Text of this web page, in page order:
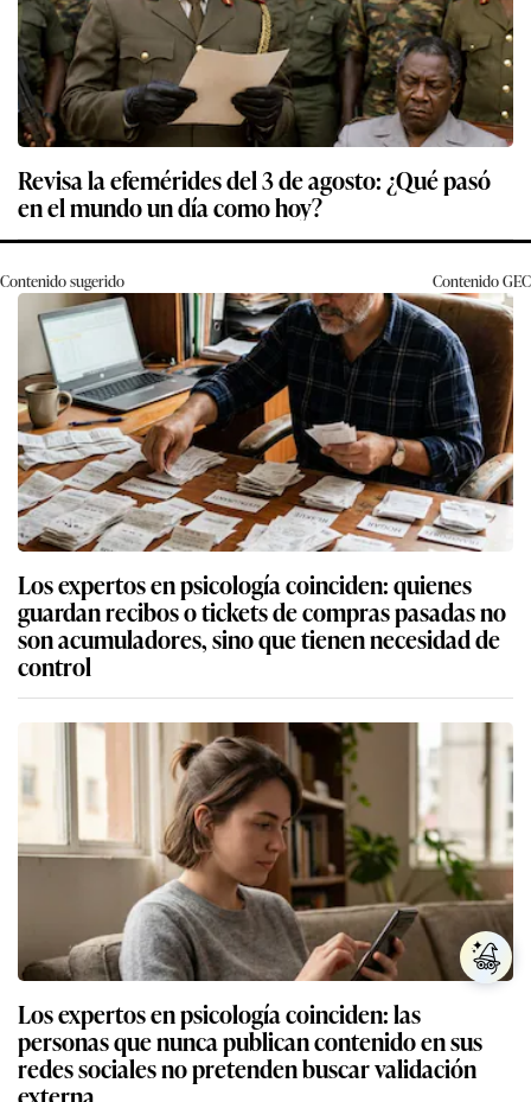
Revisa la efemérides del 3 de agosto: ¿Qué pasó
en el mundo un día como hoy?
Contenido sugerido ContenidoGEC
Los expertos en psicología coinciden: quienes
guardan recibos o tickets de compras pasadas no
son acumuladores, sino que tienen necesidad de
control
Los expertos en psicología coinciden: las
personas que nunca publican contenido en sus
redes sociales no pretenden buscar validación
externa